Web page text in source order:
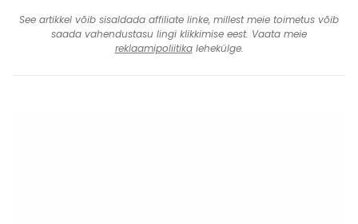
See artikkel võib sisaldada affiliate linke, millest meie toimetus võib
saada vahendustasu lingi klikkimise eest. Vaata meie
reklaamipoliitikalehekülge.